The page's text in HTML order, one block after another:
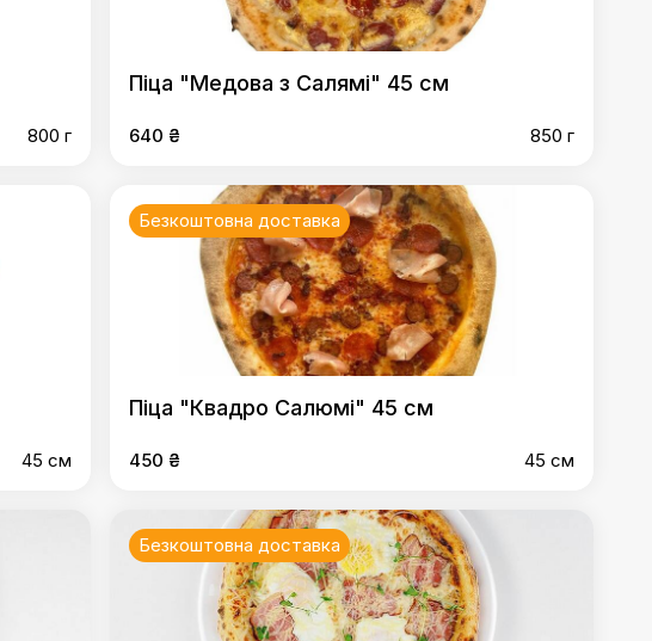
800 г
Піца "Медова з Салямі" 45 см
640 ₴ 850 г
45 см
Безкоштовна доставка
Піца "Квадро Салюмі" 45 см
450 ₴ 45 см
Безкоштовна доставка